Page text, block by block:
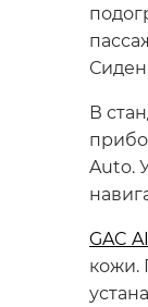
В
Auto.
GAC
кожи.